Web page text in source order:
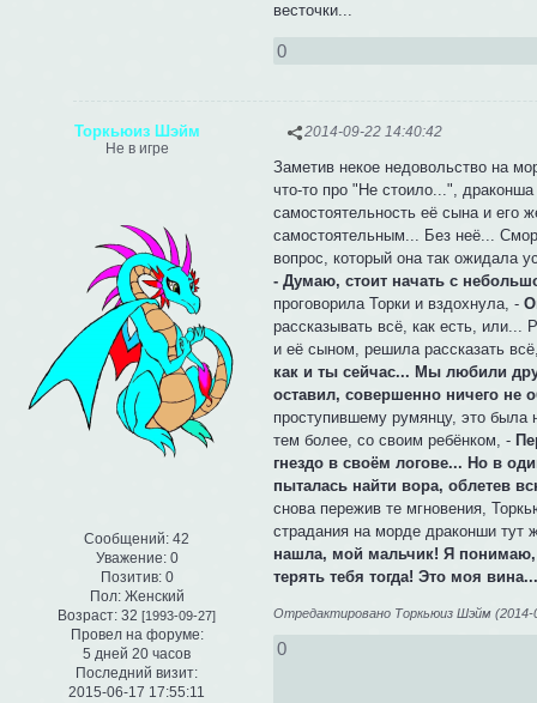
весточки...
0
2014-09-22 14:40:42
Торкьюиз Шэйм
Не в игре
Сообщений: 42
Уважение: 0
Позитив: 0
Пол:Женский
Возраст: 32 [1993-09-27]
Провел на форуме:
5 дней 20 часов
Последний визит:
2015-06-17 17:55:11
Заметив некое недовольство на
что-то про "Не стоило...",
самостоятельность её сына и его
самостоятельным... Без неё...
вопрос, который она так ожидала
- Думаю, стоит начать с
проговорила Торки и вздохнула, -
рассказывать всё, как есть,
и её сыном, решила рассказать
как и ты сейчас... Мы любили
оставил, совершенно ничего не
проступившему румянцу, это была
тем более, со своим ребёнком, -
гнездо в своём логове... Но в
пыталась найти вора, облетев
снова пережив те мгновения,
страдания на морде драконши тут
нашла, мой мальчик! Я понимаю,
терять тебя тогда! Это моя
Отредактировано Торкьюиз Шэйм (2014-
0